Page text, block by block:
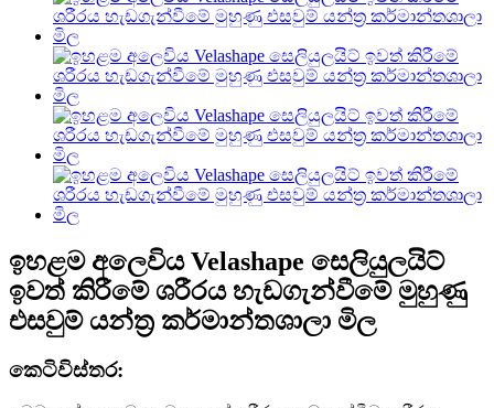
ඉහළම අලෙවිය Velashape සෙලියුලයිට්
ඉවත් කිරීමේ ශරීරය හැඩගැන්වීමේ මුහුණු
එසවුම් යන්ත්‍ර කර්මාන්තශාලා මිල
කෙටිවිස්තර: